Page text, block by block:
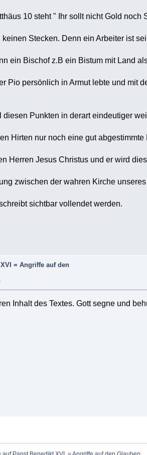
10 steht " Ihr sollt nicht Gold noch
Stecken. Denn ein Arbeiter ist
Bischof z.B ein Bistum mit Land
persönlich in Armut lebte und mit
Punkten in derart eindeutiger
Hirten nur noch eine gut
Herren Jesus Christus und er wird
zwischen der wahren Kirche
sichtbar vollendet werden.
= Angriffe auf den
Inhalt des Textes. Gott segne und